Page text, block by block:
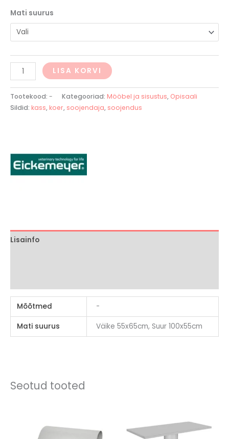
Mati suurus
LISA KORVI
Tootekood: - Kategooriad: Mööbel ja sisustus, Opisaali
Sildid: kass, koer, soojendaja, soojendus
Lisainfo
Mõõtmed -
Mati suurus Väike 55x65cm, Suur 100x55cm
Seotud tooted